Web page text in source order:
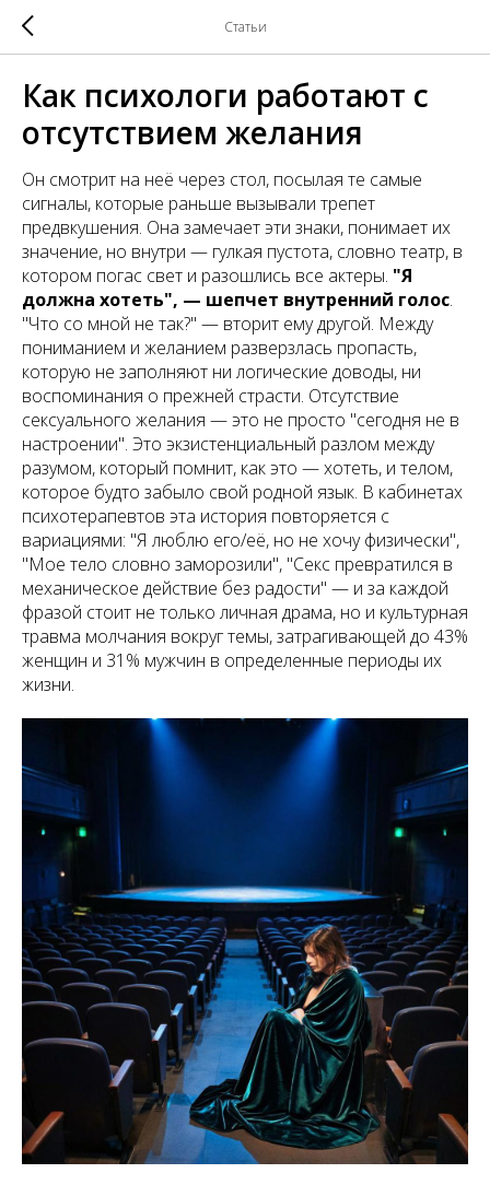
Статьи
Как психологи работают с
отсутствием желания
Он смотрит на неё через стол, посылая те самые
сигналы, которые раньше вызывали трепет
предвкушения. Она замечает эти знаки, понимает их
значение, но внутри — гулкая пустота, словно театр, в
котором погас свет и разошлись все актеры. "Я
должна хотеть", — шепчет внутренний голос.
"Что со мной не так?" — вторит ему другой. Между
пониманием и желанием разверзлась пропасть,
которую не заполняют ни логические доводы, ни
воспоминания о прежней страсти. Отсутствие
сексуального желания — это не просто "сегодня не в
настроении". Это экзистенциальный разлом между
разумом, который помнит, как это — хотеть, и телом,
которое будто забыло свой родной язык. В кабинетах
психотерапевтов эта история повторяется с
вариациями: "Я люблю его/её, но не хочу физически",
"Мое тело словно заморозили", "Секс превратился в
механическое действие без радости" — и за каждой
фразой стоит не только личная драма, но и культурная
травма молчания вокруг темы, затрагивающей до 43%
женщин и 31% мужчин в определенные периоды их
жизни.